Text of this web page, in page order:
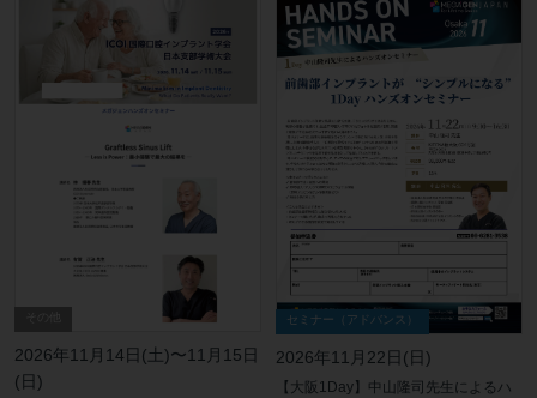
2026年11月14日(土)〜11月15日
(日)
セミナー（アドバンス）
2026年11月22日(日)
【大阪1Day】中山隆司先生によるハ